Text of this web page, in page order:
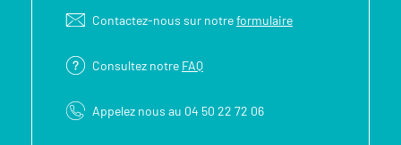
Contactez-nous sur notreformulaire
Consultez notre FAQ
Appelez nous au 04 50 22 72 06